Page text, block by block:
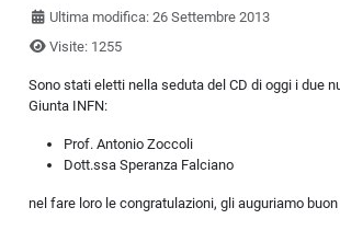
Ultima modifica: 26 Settembre 2013
Visite: 1255
Sono stati eletti nella seduta del CD di oggi i due
Giunta INFN:
Prof. Antonio Zoccoli
Dott.ssa Speranza Falciano
nel fare loro le congratulazioni, gli auguriamo